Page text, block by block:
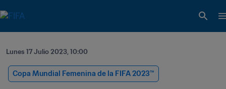
Lunes 17 Julio 2023, 10:00
Copa Mundial Femenina de la FIFA 2023™